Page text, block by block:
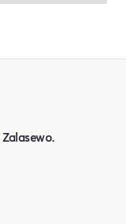
Zalasewo.